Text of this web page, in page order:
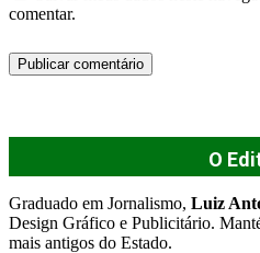
comentar.
O
Graduado em Jornalismo, Luiz
Design Gráfico e Publicitário.
mais antigos do Estado.